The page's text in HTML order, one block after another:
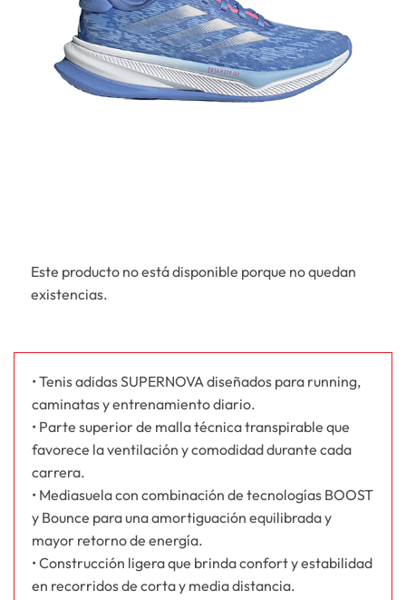
Este producto no está disponible porque no quedan
existencias.
• Tenis adidas SUPERNOVA diseñados para running,
caminatas y entrenamiento diario.
• Parte superior de malla técnica transpirable que
favorece la ventilación y comodidad durante cada
carrera.
• Mediasuela con combinación de tecnologías BOOST
y Bounce para una amortiguación equilibrada y
mayor retorno de energía.
• Construcción ligera que brinda confort y estabilidad
en recorridos de corta y media distancia.